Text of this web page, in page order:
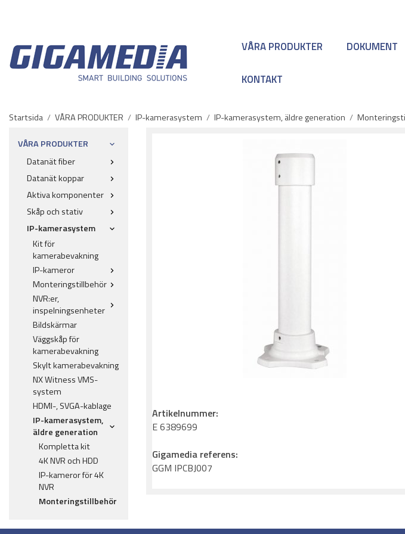
VÅRA PRODUKTER DOKUMENT
KONTAKT
Startsida / VÅRA PRODUKTER / IP-kamerasystem / IP-kamerasystem, äldre generation /
VÅRA PRODUKTER
Datanät fiber
Datanät koppar
Aktiva komponenter
Skåp och stativ
IP-kamerasystem
Kit för
kamerabevakning
IP-kameror
Monteringstillbehör
NVR:er,
inspelningsenheter
Bildskärmar
Väggskåp för
kamerabevakning
Skylt kamerabevakning
NX Witness VMS-
system
HDMI-, SVGA-kablage
IP-kamerasystem,
äldre generation
Kompletta kit
4K NVR och HDD
IP-kameror för 4K
NVR
Monteringstillbehör
Artikelnummer:
E 6389699
Gigamedia referens:
GGM IPCBJ007